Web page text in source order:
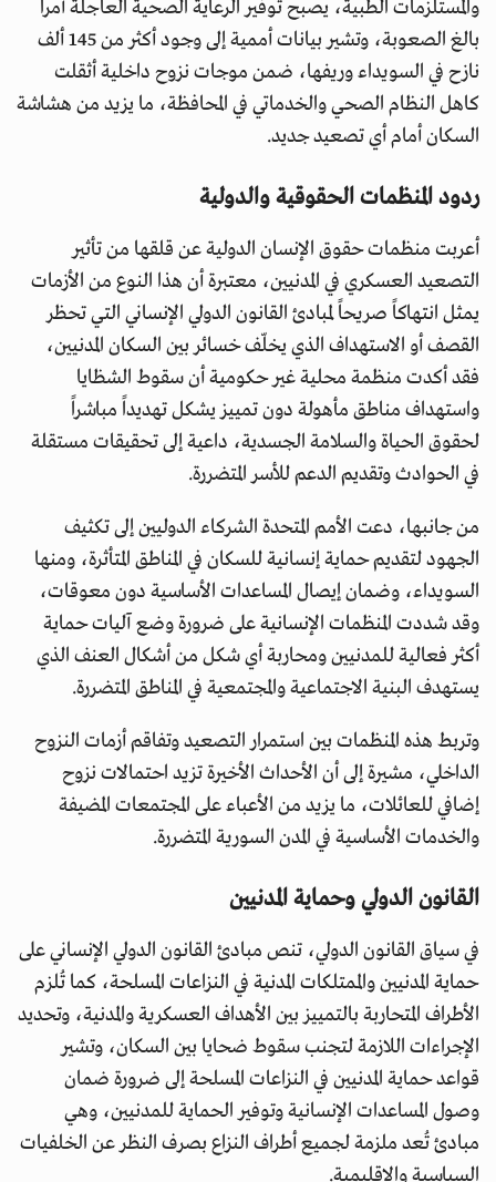
والمستلزمات الطبية، يصبح توفير الرعاية الصحية العاجلة أمراً
بالغ الصعوبة، وتشير بيانات أممية إلى وجود أكثر من 145 ألف
نازح في السويداء وريفها، ضمن موجات نزوح داخلية أثقلت
كاهل النظام الصحي والخدماتي في المحافظة، ما يزيد من هشاشة
السكان أمام أي تصعيد جديد.
ردود المنظمات الحقوقية والدولية
أعربت منظمات حقوق الإنسان الدولية عن قلقها من تأثير
التصعيد العسكري في المدنيين، معتبرة أن هذا النوع من الأزمات
يمثل انتهاكاً صريحاً لمبادئ القانون الدولي الإنساني التي تحظر
القصف أو الاستهداف الذي يخلّف خسائر بين السكان المدنيين،
فقد أكدت منظمة محلية غير حكومية أن سقوط الشظايا
واستهداف مناطق مأهولة دون تمييز يشكل تهديداً مباشراً
لحقوق الحياة والسلامة الجسدية، داعية إلى تحقيقات مستقلة
في الحوادث وتقديم الدعم للأسر المتضررة.
من جانبها، دعت الأمم المتحدة الشركاء الدوليين إلى تكثيف
الجهود لتقديم حماية إنسانية للسكان في المناطق المتأثرة، ومنها
السويداء، وضمان إيصال المساعدات الأساسية دون معوقات،
وقد شددت المنظمات الإنسانية على ضرورة وضع آليات حماية
أكثر فعالية للمدنيين ومحاربة أي شكل من أشكال العنف الذي
يستهدف البنية الاجتماعية والمجتمعية في المناطق المتضررة.
وتربط هذه المنظمات بين استمرار التصعيد وتفاقم أزمات النزوح
الداخلي، مشيرة إلى أن الأحداث الأخيرة تزيد احتمالات نزوح
إضافي للعائلات، ما يزيد من الأعباء على المجتمعات المضيفة
والخدمات الأساسية في المدن السورية المتضررة.
القانون الدولي وحماية المدنيين
في سياق القانون الدولي، تنص مبادئ القانون الدولي الإنساني على
حماية المدنيين والممتلكات المدنية في النزاعات المسلحة، كما تُلزم
الأطراف المتحاربة بالتمييز بين الأهداف العسكرية والمدنية، وتحديد
الإجراءات اللازمة لتجنب سقوط ضحايا بين السكان، وتشير
قواعد حماية المدنيين في النزاعات المسلحة إلى ضرورة ضمان
وصول المساعدات الإنسانية وتوفير الحماية للمدنيين، وهي
مبادئ تُعد ملزمة لجميع أطراف النزاع بصرف النظر عن الخلفيات
السياسية والإقليمية.